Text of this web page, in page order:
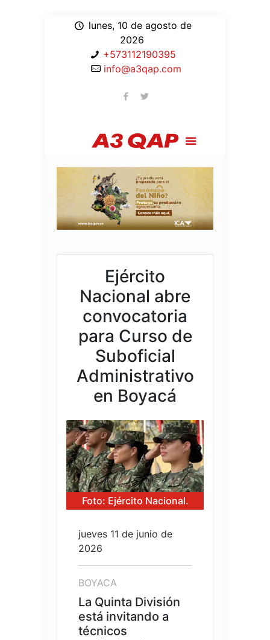
lunes, 10 de agosto de
2026
+573112190395
info@a3qap.com
Ejército
Nacional abre
convocatoria
para Curso de
Suboficial
Administrativo
en Boyacá
Foto: Ejército Nacional.
jueves 11 de junio de
2026
BOYACA
La Quinta División
está invitando a
técnicos